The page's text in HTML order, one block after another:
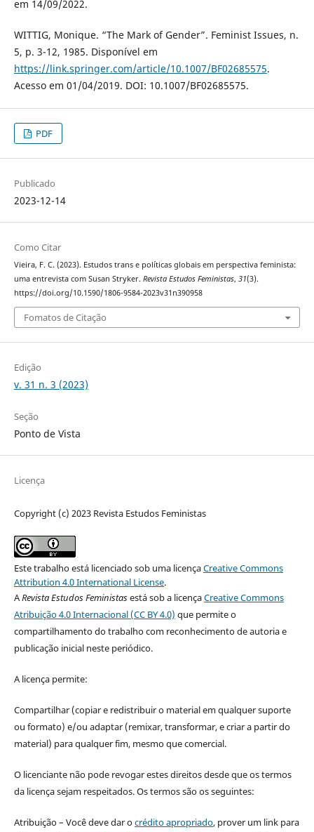
em 14/09/2022.
WITTIG, Monique. “The Mark of Gender”. Feminist Issues, n.
5, p. 3-12, 1985. Disponível em
https://link.springer.com/article/10.1007/BF02685575.
Acesso em 01/04/2019. DOI: 10.1007/BF02685575.
PDF
Publicado
2023-12-14
Como Citar
Vieira, F. C. (2023). Estudos trans e políticas globais em perspectiva feminista:
uma entrevista com Susan Stryker. Revista Estudos Feministas, 31(3).
https://doi.org/10.1590/1806-9584-2023v31n390958
Fomatos de Citação
Edição
v. 31 n. 3 (2023)
Seção
Ponto de Vista
Licença
Copyright (c) 2023 Revista Estudos Feministas
Este trabalho está licenciado sob uma licençaCreative Commons
Attribution 4.0 International License.
ARevista Estudos Feministasestá sob a licençaCreative Commons
Atribuição 4.0 Internacional (CC BY 4.0) que permite o
compartilhamento do trabalho com reconhecimento de autoria e
publicação inicial neste periódico.
A licença permite:
Compartilhar (copiar e redistribuir o material em qualquer suporte
ou formato) e/ou adaptar (remixar, transformar, e criar a partir do
material) para qualquer fim, mesmo que comercial.
O licenciante não pode revogar estes direitos desde que os termos
da licença sejam respeitados. Os termos são os seguintes:
Atribuição – Você deve dar ocrédito apropriado, prover um link para